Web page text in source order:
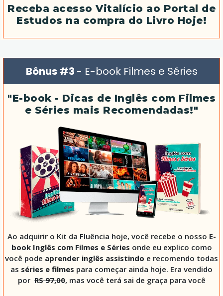
Receba acesso Vitalício ao Portal de
Estudos na compra do Livro Hoje!
Bônus #3 - E-book Filmes e Séries
"E-book - Dicas de Inglês com Filmes
e Séries mais Recomendadas!"
Ao adquirir o Kit da Fluência hoje, você recebe o nosso E-
book Inglês com Filmes e Séries onde eu explico como
você pode aprender inglês assistindo e recomendo todas
as séries e filmes para começar ainda hoje. Era vendido
porR$ 97,00, mas você terá sai de graça para você